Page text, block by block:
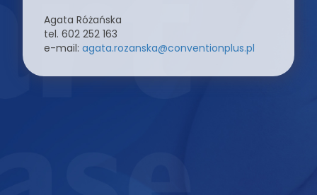
Agata Różańska
tel. 602 252 163
e-mail: agata.rozanska@conventionplus.pl